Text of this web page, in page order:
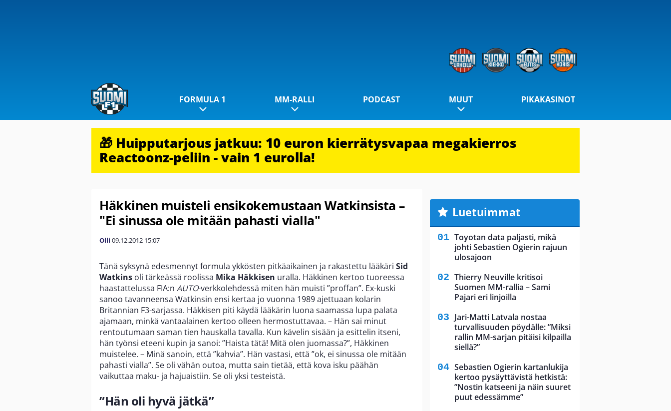
FORMULA 1 MM-RALLI PODCAST MUUT PIKAKASINOT
🎁 Huipputarjous jatkuu: 10 euron kierrätysvapaa megakierros
Reactoonz-peliin - vain 1 eurolla!
Häkkinen muisteli ensikokemustaan Watkinsista –
"Ei sinussa ole mitään pahasti vialla"
Olli 09.12.2012 15:07
Tänä syksynä edesmennyt formula ykkösten pitkäaikainen ja rakastettu lääkäri Sid
Watkins oli tärkeässä roolissa Mika Häkkisen uralla. Häkkinen kertoo tuoreessa
haastattelussa FIA:n AUTO-verkkolehdessä miten hän muisti ”proffan”. Ex-kuski
sanoo tavanneensa Watkinsin ensi kertaa jo vuonna 1989 ajettuaan kolarin
Britannian F3-sarjassa. Häkkisen piti käydä lääkärin luona saamassa lupa palata
ajamaan, minkä vantaalainen kertoo olleen hermostuttavaa. – Hän sai minut
rentoutumaan saman tien hauskalla tavalla. Kun kävelin sisään ja esittelin itseni,
hän työnsi eteeni kupin ja sanoi: ”Haista tätä! Mitä olen juomassa?”, Häkkinen
muistelee. – Minä sanoin, että ”kahvia”. Hän vastasi, että ”ok, ei sinussa ole mitään
pahasti vialla”. Se oli vähän outoa, mutta sain tietää, että kova isku päähän
vaikuttaa maku- ja hajuaistiin. Se oli yksi testeistä.
”Hän oli hyvä jätkä”
Luetuimmat
Toyotan data paljasti, mikä
johti Sebastien Ogierin rajuun
ulosajoon
Thierry Neuville kritisoi
Suomen MM-rallia – Sami
Pajari eri linjoilla
Jari-Matti Latvala nostaa
turvallisuuden pöydälle: ”Miksi
rallin MM-sarjan pitäisi kilpailla
siellä?”
Sebastien Ogierin kartanlukija
kertoo pysäyttävistä hetkistä:
”Nostin katseeni ja näin suuret
puut edessämme”